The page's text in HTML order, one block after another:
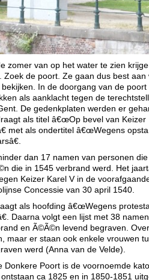
zomer van op het water te zien
Zoek de poort. Ze gaan dus best aan
In de doorgang van de poort
als aanklacht tegen de
De gedenkplaten werden er
als titel â€œOp bevel van Keizer
met als ondertitel â€œWegens
dan 17 namen van personen
die in 1545 verbrand werd. Het
Keizer Karel V in de
Concessie van 30 april 1540.
als hoofding â€œWegens
Daarna volgt een lijst met 38
en Ã©Ã©n levend begraven.
maar er staan ook enkele vrouwen
werd (Anna van de Velde).
Donkere Poort is de voornoemde
ca 1825 en in 1850-1851